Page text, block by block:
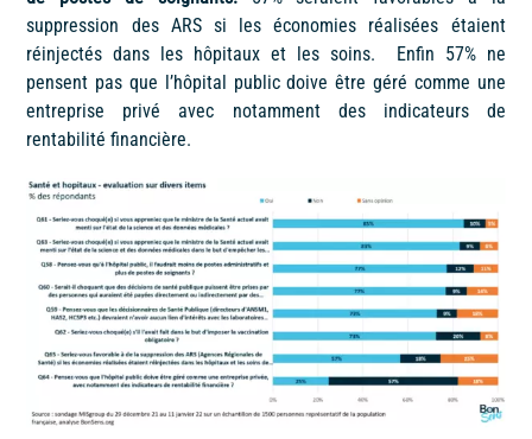
suppression des ARS si les économies réalisées étaient
réinjectés dans les hôpitaux et les soins. Enfin 57% ne
pensent pas que l’hôpital public doive être géré comme une
entreprise privé avec notamment des indicateurs de
rentabilité financière.